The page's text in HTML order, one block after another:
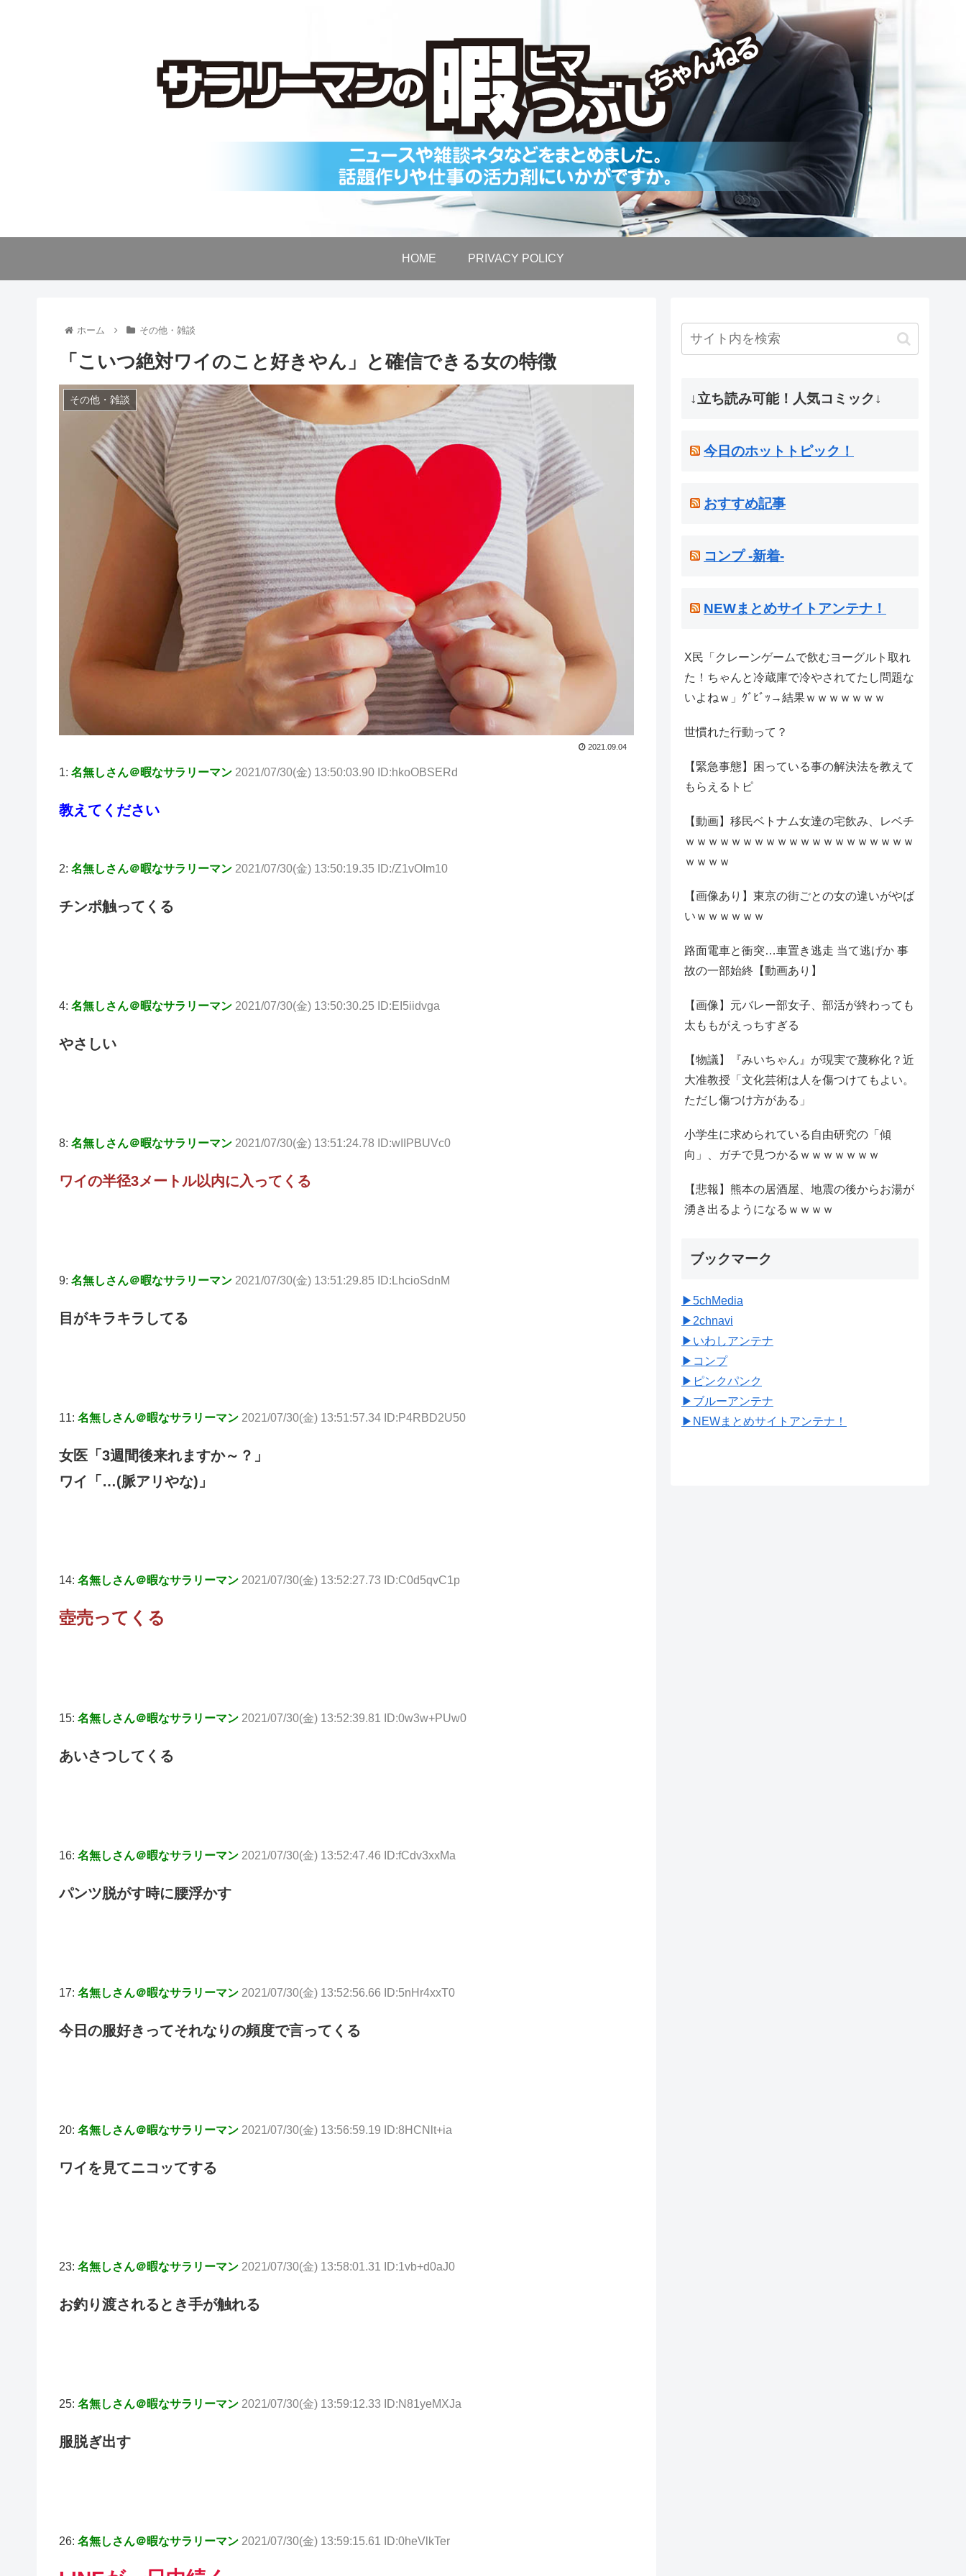
HOME PRIVACY POLICY
ホーム その他・雑談
「こいつ絶対ワイのこと好きやん」と確信できる女の特徴
その他・雑談
2021.09.04
1: 名無しさん＠暇なサラリーマン 2021/07/30(金) 13:50:03.90 ID:hkoOBSERd
教えてください
2: 名無しさん＠暇なサラリーマン 2021/07/30(金) 13:50:19.35 ID:/Z1vOIm10
チンポ触ってくる
4: 名無しさん＠暇なサラリーマン 2021/07/30(金) 13:50:30.25 ID:EI5iidvga
やさしい
8: 名無しさん＠暇なサラリーマン 2021/07/30(金) 13:51:24.78 ID:wIIPBUVc0
ワイの半径3メートル以内に入ってくる
9: 名無しさん＠暇なサラリーマン 2021/07/30(金) 13:51:29.85 ID:LhcioSdnM
目がキラキラしてる
11: 名無しさん＠暇なサラリーマン 2021/07/30(金) 13:51:57.34 ID:P4RBD2U50
女医「3週間後来れますか～？」
ワイ「…(脈アリやな)」
14: 名無しさん＠暇なサラリーマン 2021/07/30(金) 13:52:27.73 ID:C0d5qvC1p
壺売ってくる
15: 名無しさん＠暇なサラリーマン 2021/07/30(金) 13:52:39.81 ID:0w3w+PUw0
あいさつしてくる
16: 名無しさん＠暇なサラリーマン 2021/07/30(金) 13:52:47.46 ID:fCdv3xxMa
パンツ脱がす時に腰浮かす
17: 名無しさん＠暇なサラリーマン 2021/07/30(金) 13:52:56.66 ID:5nHr4xxT0
今日の服好きってそれなりの頻度で言ってくる
20: 名無しさん＠暇なサラリーマン 2021/07/30(金) 13:56:59.19 ID:8HCNlt+ia
ワイを見てニコッてする
23: 名無しさん＠暇なサラリーマン 2021/07/30(金) 13:58:01.31 ID:1vb+d0aJ0
お釣り渡されるとき手が触れる
25: 名無しさん＠暇なサラリーマン 2021/07/30(金) 13:59:12.33 ID:N81yeMXJa
服脱ぎ出す
26: 名無しさん＠暇なサラリーマン 2021/07/30(金) 13:59:15.61 ID:0heVlkTer
↓立ち読み可能！人気コミック↓
今日のホットトピック！
おすすめ記事
コンプ -新着-
NEWまとめサイトアンテナ！
X民「クレーンゲームで飲むヨーグルト取れ
た！ちゃんと冷蔵庫で冷やされてたし問題な
いよねｗ」ｸﾞﾋﾞｯ→結果ｗｗｗｗｗｗｗ
世慣れた行動って？
【緊急事態】困っている事の解決法を教えて
もらえるトピ
【動画】移民ベトナム女達の宅飲み、レベチ
ｗｗｗｗｗｗｗｗｗｗｗｗｗｗｗｗｗｗｗｗ
ｗｗｗｗ
【画像あり】東京の街ごとの女の違いがやば
いｗｗｗｗｗｗ
路面電車と衝突…車置き逃走 当て逃げか 事
故の一部始終【動画あり】
【画像】元バレー部女子、部活が終わっても
太ももがえっちすぎる
【物議】『みいちゃん』が現実で蔑称化？近
大准教授「文化芸術は人を傷つけてもよい。
ただし傷つけ方がある」
小学生に求められている自由研究の「傾
向」、ガチで見つかるｗｗｗｗｗｗｗ
【悲報】熊本の居酒屋、地震の後からお湯が
湧き出るようになるｗｗｗｗ
ブックマーク
▶︎5chMedia
▶︎2chnavi
▶︎いわしアンテナ
▶︎コンプ
▶︎ピンクパンク
▶︎ブルーアンテナ
▶︎NEWまとめサイトアンテナ！